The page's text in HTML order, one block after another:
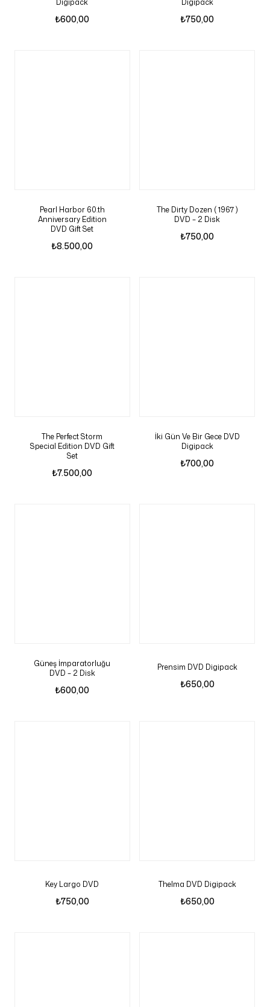
Digipack
₺600,00
Digipack
₺750,00
Pearl Harbor 60.th
Anniversary Edition
DVD Gift Set
₺8.500,00
The Dirty Dozen ( 1967 )
DVD – 2 Disk
₺750,00
The Perfect Storm
Special Edition DVD Gift
Set
₺7.500,00
İki Gün Ve Bir Gece DVD
Digipack
₺700,00
Güneş İmparatorluğu
DVD – 2 Disk
₺600,00
Prensim DVD Digipack
₺650,00
Key Largo DVD
₺750,00
Thelma DVD Digipack
₺650,00